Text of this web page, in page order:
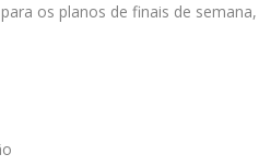
os planos de finais de